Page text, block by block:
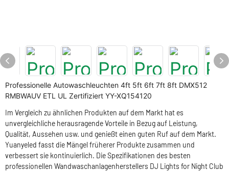
Professionelle Autowaschleuchten 4ft 5ft 6ft 7ft 8ft DMX512
RMBWAUV ETL UL Zertifiziert YY-XQ154120
Im Vergleich zu ähnlichen Produkten auf dem Markt hat es
unvergleichliche herausragende Vorteile in Bezug auf Leistung,
Qualität, Aussehen usw. und genießt einen guten Ruf auf dem Markt.
Yuanyeled fasst die Mängel früherer Produkte zusammen und
verbessert sie kontinuierlich. Die Spezifikationen des besten
professionellen Wandwaschanlagenherstellers DJ Lights for Night Club